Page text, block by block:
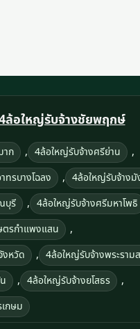
ล้อใหญ่รับจ้างชัยพฤกษ์
าก , 4ล้อใหญ่รับจ้างศรีย่าน ,
ทรบางโฉลง , 4ล้อใหญ่รับจ้างมั
บุรี , 4ล้อใหญ่รับจ้างศรีมหาโพธิ
ตรกำแพงแสน ,
งหวัด , 4ล้อใหญ่รับจ้างพระราม
, 4ล้อใหญ่รับจ้างยโสธร ,
กษม